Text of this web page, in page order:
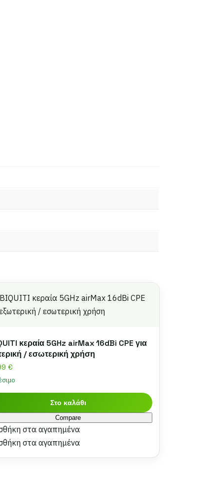
κεραία 5GHz airMax 16dBi CPE για
/ εσωτερική χρήση
€
Στο καλάθι
Compare
στα αγαπημένα
στα αγαπημένα